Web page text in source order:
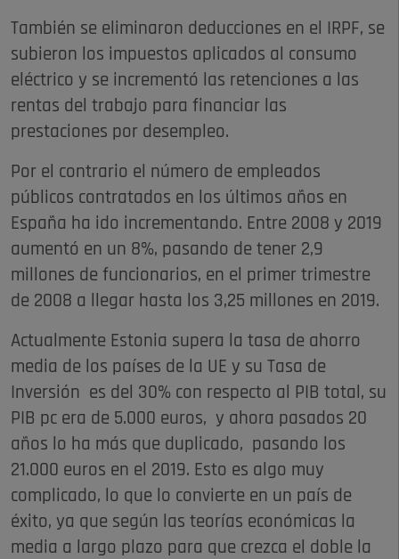
También se eliminaron deducciones en el IRPF, se
subieron los impuestos aplicados al consumo
eléctrico y se incrementó las retenciones a las
rentas del trabajo para financiar las
prestaciones por desempleo.
Por el contrario el número de empleados
públicos contratados en los últimos años en
España ha ido incrementando. Entre 2008 y 2019
aumentó en un 8%, pasando de tener 2,9
millones de funcionarios, en el primer trimestre
de 2008 a llegar hasta los 3,25 millones en 2019.
Actualmente Estonia supera la tasa de ahorro
media de los países de la UE y su Tasa de
Inversión es del 30% con respecto al PIB total, su
PIB pc era de 5.000 euros, y ahora pasados 20
años lo ha más que duplicado, pasando los
21.000 euros en el 2019. Esto es algo muy
complicado, lo que lo convierte en un país de
éxito, ya que según las teorías económicas la
media a largo plazo para que crezca el doble la